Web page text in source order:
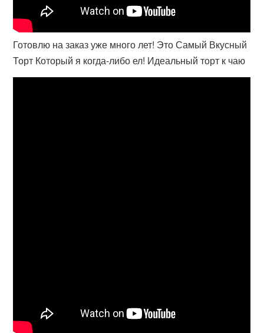
Готовлю на заказ уже много лет! Это Самый Вкусный
Торт Который я когда-либо ел! Идеальный торт к чаю